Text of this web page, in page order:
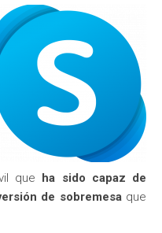
que
ha sido capaz de
de sobremesaque